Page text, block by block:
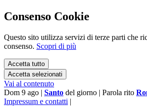
Consenso Cookie
Questo sito utilizza servizi di terze parti che
consenso. Scopri di più
Accetta tutto
Accetta selezionati
Vai al contenuto
Dom 9 ago | Santo del giorno | Parola rito
Impressum e contatti |